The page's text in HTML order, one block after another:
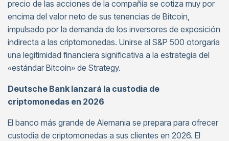
precio de las acciones de la compañía se cotiza muy por
encima del valor neto de sus tenencias de Bitcoin,
impulsado por la demanda de los inversores de exposición
indirecta a las criptomonedas. Unirse al S&P 500 otorgaría
una legitimidad financiera significativa a la estrategia del
«estándar Bitcoin» de Strategy.
Deutsche Bank lanzará la custodia de
criptomonedas en 2026
El banco más grande de Alemania se prepara para ofrecer
custodia de criptomonedas a sus clientes en 2026. El